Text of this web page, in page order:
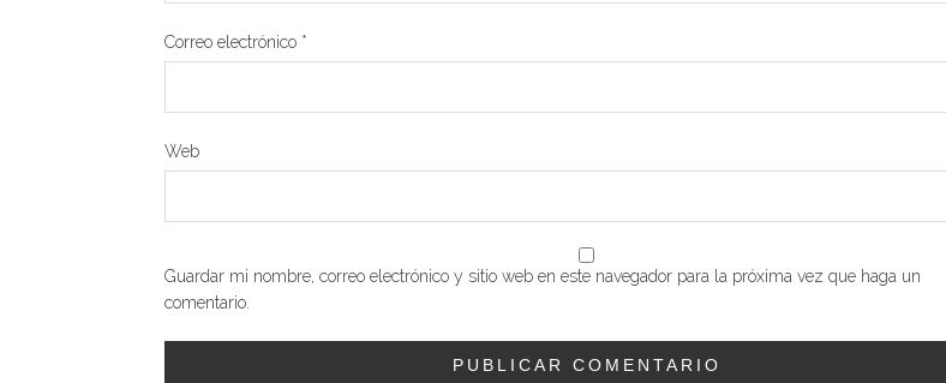
Correo electrónico *
Web
Guardar mi nombre, correo electrónico y sitio web en este navegador para la próxima vez que haga un
comentario.